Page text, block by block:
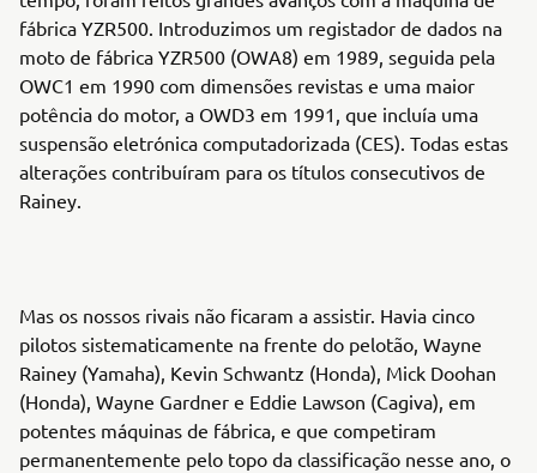
fábrica YZR500. Introduzimos um registador de dados na
moto de fábrica YZR500 (OWA8) em 1989, seguida pela
OWC1 em 1990 com dimensões revistas e uma maior
potência do motor, a OWD3 em 1991, que incluía uma
suspensão eletrónica computadorizada (CES). Todas estas
alterações contribuíram para os títulos consecutivos de
Rainey.
Mas os nossos rivais não ficaram a assistir. Havia cinco
pilotos sistematicamente na frente do pelotão, Wayne
Rainey (Yamaha), Kevin Schwantz (Honda), Mick Doohan
(Honda), Wayne Gardner e Eddie Lawson (Cagiva), em
potentes máquinas de fábrica, e que competiram
permanentemente pelo topo da classificação nesse ano, o